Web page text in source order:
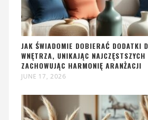
JAK ŚWIADOMIE DOBIERAĆ DODATKI
WNĘTRZA, UNIKAJĄC
ZACHOWUJĄC HARMONIĘ ARANŻACJI
JUNE 17, 2026